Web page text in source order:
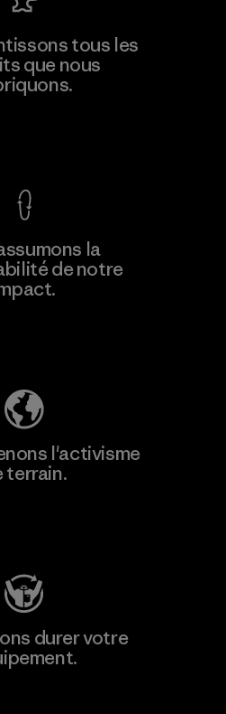
and
tous les
que nous
la
de notre
l'activisme
terrain.
durer votre